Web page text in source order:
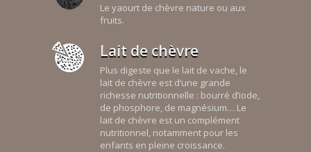
Le yaourt de chèvre nature ou aux
fruits.
Lait de chèvre
Plus digeste que le lait de vache, le
lait de chèvre est d’une grande
richesse nutritionnelle : bourré d’iode,
de phosphore, de magnésium… Le
lait de chèvre est un complément
nutritionnel, notamment pour les
enfants en pleine croissance.